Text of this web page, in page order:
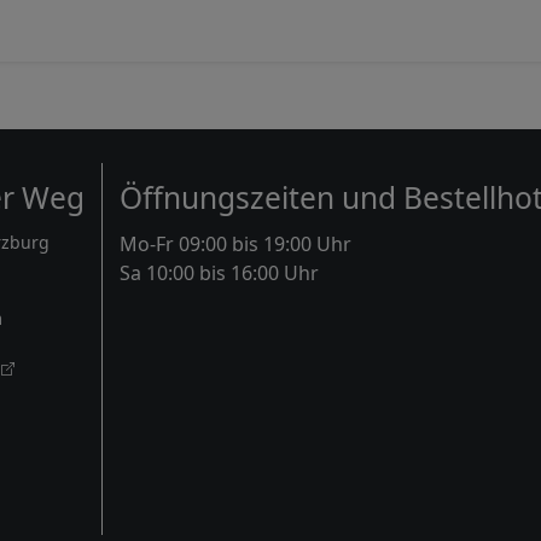
Weg Öffnungszeiten und
Mo-Fr 09:00 bis 19:00 Uhr
Sa 10:00 bis 16:00 Uhr